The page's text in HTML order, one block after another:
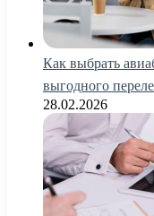
Как выбрать
выгодного
28.02.2026